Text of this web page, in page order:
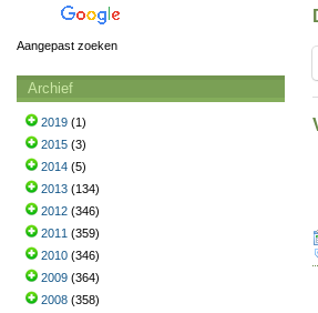
Aangepast zoeken
Archief
2019 (1)
2015 (3)
2014 (5)
2013 (134)
2012 (346)
2011 (359)
2010 (346)
2009 (364)
2008 (358)